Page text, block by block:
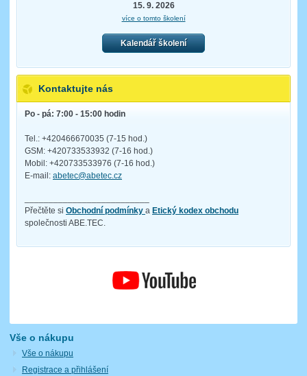
15. 9. 2026
více o tomto školení
Kalendář školení
Kontaktujte nás
Po - pá: 7:00 - 15:00 hodin
Tel.: +420466670035 (7-15 hod.)
GSM: +420733533932 (7-16 hod.)
Mobil: +420733533976 (7-16 hod.)
E-mail: abetec@abetec.cz
Přečtěte si Obchodní podmínky a Etický kodex obchodu
společnosti ABE.TEC.
Vše o nákupu
Vše o nákupu
Registrace a přihlášení